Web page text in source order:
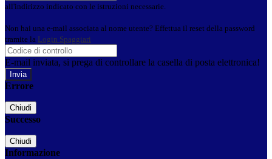
all'indirizzo indicato con le istruzioni necessarie.
Non hai una e-mail associata al nome utente? Effettua il reset della password
tramite la Login Spaggiari
E-mail inviata, si prega di controllare la casella di posta elettronica!
Errore
Chiudi
Successo
Chiudi
Informazione